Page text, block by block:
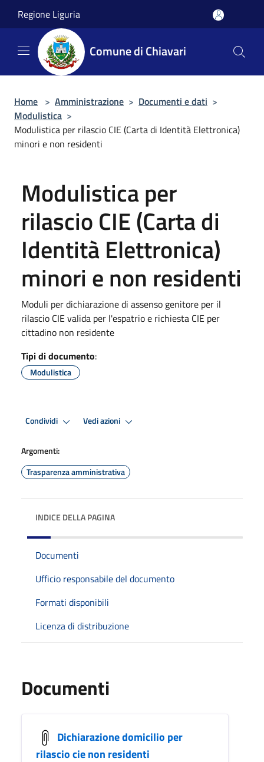
Regione Liguria
Comune di Chiavari
Home > Amministrazione > Documenti e dati >
Modulistica >
Modulistica per rilascio CIE (Carta di Identità Elettronica)
minori e non residenti
Modulistica per
rilascio CIE (Carta di
Identità Elettronica)
minori e non residenti
Moduli per dichiarazione di assenso genitore per il
rilascio CIE valida per l'espatrio e richiesta CIE per
cittadino non residente
Tipi di documento:
Modulistica
Condividi Vedi azioni
Argomenti:
Trasparenza amministrativa
INDICE DELLA PAGINA
Documenti
Ufficio responsabile del documento
Formati disponibili
Licenza di distribuzione
Documenti
Dichiarazione domicilio per
rilascio cie non residenti